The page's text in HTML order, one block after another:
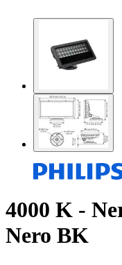
4000 K -
Nero BK